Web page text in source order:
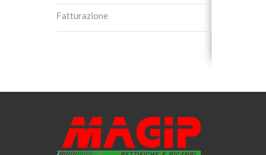
Fatturazione